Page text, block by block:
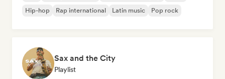
Hip-hop
Rap international Latin music Pop rock
Sax and the City
Playlist